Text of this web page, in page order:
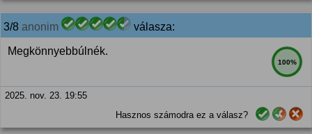
3/8 anonim válasza:
100%
Megkönnyebbúlnék.
2025. nov. 23. 19:55
Hasznos számodra ez a válasz?